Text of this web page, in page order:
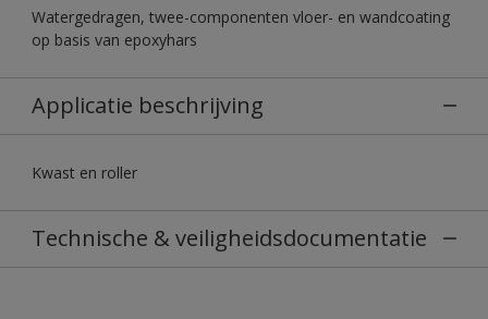
Watergedragen, twee-componenten vloer- en wandcoating
op basis van epoxyhars
Applicatie beschrijving
Kwast en roller
Technische & veiligheidsdocumentatie